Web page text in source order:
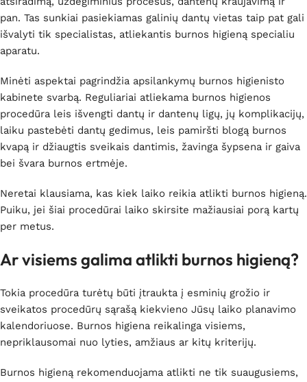
pan. Tas sunkiai pasiekiamas galinių dantų vietas taip pat gali
išvalyti tik specialistas, atliekantis burnos higieną specialiu
aparatu.
Minėti aspektai pagrindžia apsilankymų burnos higienisto
kabinete svarbą. Reguliariai atliekama burnos higienos
procedūra leis išvengti dantų ir dantenų ligų, jų komplikacijų,
laiku pastebėti dantų gedimus, leis pamiršti blogą burnos
kvapą ir džiaugtis sveikais dantimis, žavinga šypsena ir gaiva
bei švara burnos ertmėje.
Neretai klausiama, kas kiek laiko reikia atlikti burnos higieną.
Puiku, jei šiai procedūrai laiko skirsite mažiausiai porą kartų
per metus.
Ar visiems galima atlikti burnos higieną?
Tokia procedūra turėtų būti įtraukta į esminių grožio ir
sveikatos procedūrų sąrašą kiekvieno Jūsų laiko planavimo
kalendoriuose. Burnos higiena reikalinga visiems,
nepriklausomai nuo lyties, amžiaus ar kitų kriterijų.
Burnos higieną rekomenduojama atlikti ne tik suaugusiems,